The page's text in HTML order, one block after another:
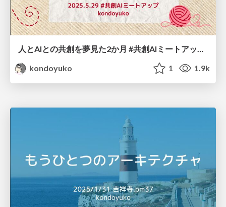
人とAIとの共創を夢見た2か月 #共創AIミートアップ / Co-Creation with Keito-chan
kondoyuko
1 1.9k